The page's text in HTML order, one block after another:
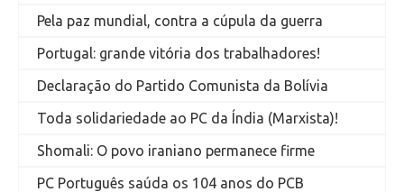
Pela paz mundial, contra a cúpula da guerra
Portugal: grande vitória dos trabalhadores!
Declaração do Partido Comunista da Bolívia
Toda solidariedade ao PC da Índia (Marxista)!
Shomali: O povo iraniano permanece firme
PC Português saúda os 104 anos do PCB